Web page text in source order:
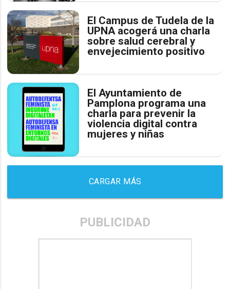
El Campus de Tudela de la
UPNA acogerá una charla
sobre salud cerebral y
envejecimiento positivo
El Ayuntamiento de
Pamplona programa una
charla para prevenir la
violencia digital contra
mujeres y niñas
CARGAR MÁS
PUBLICIDAD